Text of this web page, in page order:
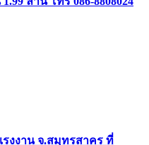
งงาน จ.สมุทรสาคร ที่